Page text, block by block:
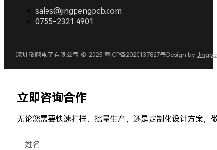
sales@jingpengpcb.com
0755-2321 4901
深圳敬鹏电子有限公司 © 2025 粤ICP备2020137827号Design by
立即咨询合作
无论您需要快速打样、批量生产，还是定制化设计方案，